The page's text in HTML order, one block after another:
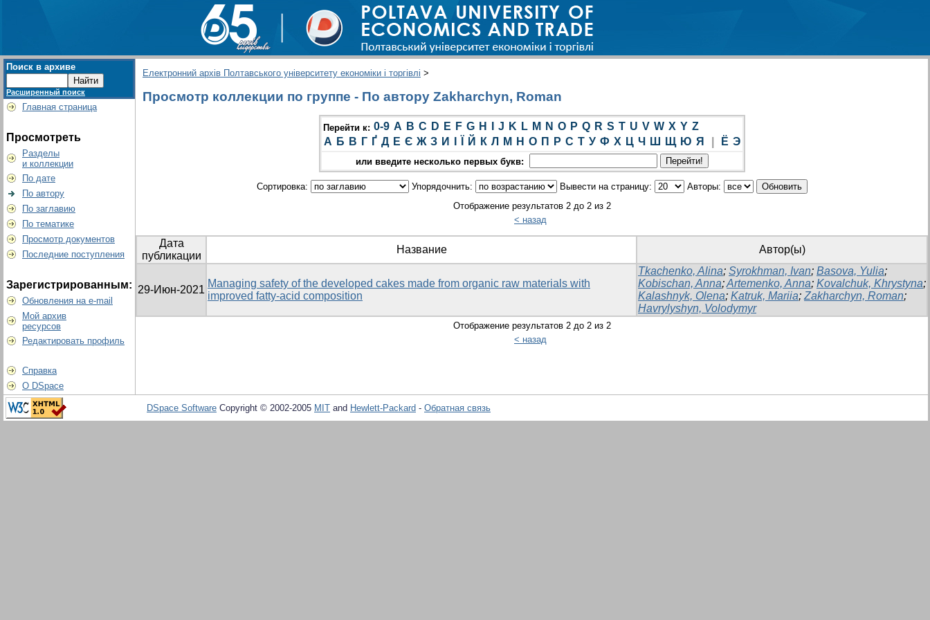
Поиск в архиве
Расширенный поиск
Главная страница
Просмотреть
Разделы
и коллекции
По дате
По автору
По заглавию
По тематике
Просмотр документов
Последние поступления
Зарегистрированным:
Обновления на e-mail
Мой архив
ресурсов
Редактировать профиль
Справка
О DSpace
Електронний архів Полтавського університету економіки і торгівлі >
Просмотр коллекции по группе - По автору Zakharchyn, Roman
Перейти к: 0-9 A B C D E F G H J K L M N O P Q R S T U V W X Y Z
А Б В Г Ґ Д Е Є Ж З И Й К Л М Н О П Р С Т У Ф Х Ц Ч Ш Щ Ю Я Ё Э
или введите несколько первых букв:
Сортировка: Упорядочнить: Вывести на страницу:
Авторы:
Отображение результатов 2 до 2 из 2
< назад
Дата
публикации
Название Автор(ы)
29-Июн-2021
Managing safety of the developed cakes made from organic raw materials with
improved fatty-acid composition
Tkachenko, Alina; Syrokhman, Ivan; Basova, Yulia;
Kobischan, Anna;Artemenko, Anna; Kovalchuk, Khrystyna;
Kalashnyk, Olena; Katruk, Mariia; Zakharchyn, Roman;
Havrylyshyn, Volodymyr
Отображение результатов 2 до 2 из 2
< назад
DSpace Software Copyright © 2002-2005 MIT and Hewlett-Packard - Обратная связь